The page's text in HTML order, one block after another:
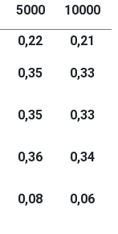
5000 10000
0,22
0,21
0,35 0,33
0,35 0,33
0,36 0,34
0,08 0,06